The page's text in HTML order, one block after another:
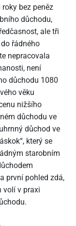
bez peněz
důchodu,
ale tři
řádného
nepracovala
není
důchodu 1080
věku
nižšího
důchodu ve
důchod ve
který se
starobním
první pohled zdá,
volí v praxi